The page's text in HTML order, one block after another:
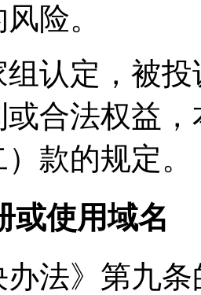
险。
组认定，被
合法权益
款的规定。
或使用域名
法》第九